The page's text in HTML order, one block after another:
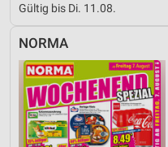
Gültig bis Di. 11.08.
NORMA